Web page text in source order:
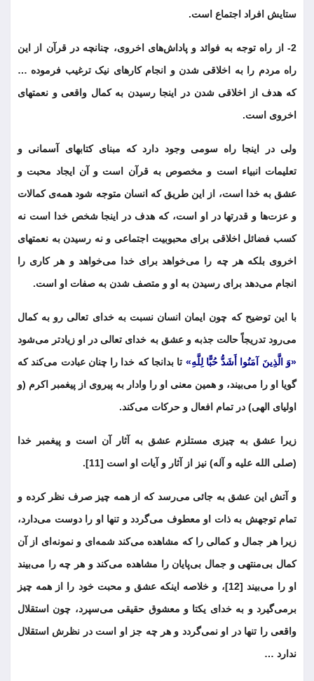
ستایش افراد اجتماع است.
2- از راه توجه به فوائد و پاداش‌های اخروی، چنانچه در قرآن از این
راه مردم را به اخلاقی شدن و انجام کارهای نیک ترغیب فرموده …
که هدف از اخلاقی شدن در اینجا رسیدن به کمال واقعی و نعمتهای
اخروی است.
ولی در اینجا راه سومی وجود دارد که مبنای کتابهای آسمانی و
تعلیمات انبیاء است و مخصوص به قرآن است و آن ایجاد محبت و
عشق به خدا است، از این طریق که انسان متوجه شود همه‌ی کمالات
و عزت‌ها و قدرتها در او است، که هدف در اینجا شخص خدا است نه
کسب فضائل اخلاقی برای محبوبیت اجتماعی و نه رسیدن به نعمتهای
اخروی بلکه هر چه را می‌خواهد برای خدا می‌خواهد و هر کاری را
انجام می‌دهد برای رسیدن به او و متصف شدن به صفات او است.
با این توضیح که چون ایمان انسان نسبت به خدای تعالی رو به کمال
می‌رود تدریجاً حالت جذبه و عشق به خدای تعالی در او زیادتر می‌شود
«وَ الَّذِینَ آمَنُوا أَشَدُّ حُبًّا لِلَّهِ» تا بدانجا که خدا را چنان عبادت می‌کند که
گویا او را می‌بیند، و همین معنی او را وادار به پیروی از پیغمبر اکرم (و
اولیای الهی) در تمام افعال و حرکات می‌کند.
زیرا عشق به چیزی مستلزم عشق به آثار آن است و پیغمبر خدا
(صلی الله علیه و آله) نیز از آثار و آیات او است [11].
و آتش این عشق به جائی می‌رسد که از همه چیز صرف نظر کرده و
تمام توجهش به ذات او معطوف می‌گردد و تنها او را دوست می‌دارد،
زیرا هر جمال و کمالی را که مشاهده می‌کند شمه‌ای و نمونه‌ای از آن
کمال بی‌منتهی و جمال بی‌پایان را مشاهده می‌کند و هر چه را می‌بیند
او را می‌بیند [12]، و خلاصه اینکه عشق و محبت خود را از همه چیز
برمی‌گیرد و به خدای یکتا و معشوق حقیقی می‌سپرد، چون استقلال
واقعی را تنها در او نمی‌گردد و هر چه جز او است در نظرش استقلال
ندارد …